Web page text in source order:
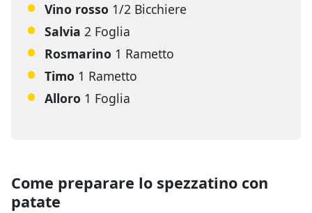
Vino rosso 1/2 Bicchiere
Salvia 2 Foglia
Rosmarino 1 Rametto
Timo 1 Rametto
Alloro 1 Foglia
Come preparare lo spezzatino con
patate